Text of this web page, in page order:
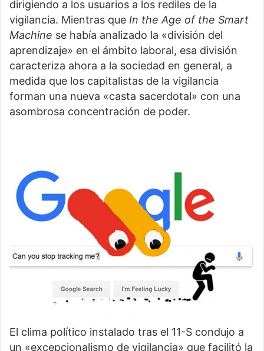
dirigiendo a los usuarios a los rediles de la
vigilancia. Mientras que In the Age of the Smart
Machine se había analizado la «división del
aprendizaje» en el ámbito laboral, esa división
caracteriza ahora a la sociedad en general, a
medida que los capitalistas de la vigilancia
forman una nueva «casta sacerdotal» con una
asombrosa concentración de poder.
El clima político instalado tras el 11-S condujo a
un «excepcionalismo de vigilancia» que facilitó la